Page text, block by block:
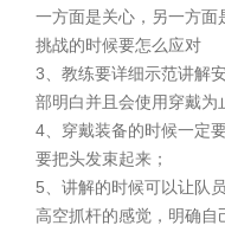
一方面是关心，另一方面
挑战的时候要怎么应对
3、教练要详细示范讲解
部明白并且会使用穿戴为
4、穿戴装备的时候一定
要把头发束起来；
5、讲解的时候可以让队
高空抓杆的感觉，明确